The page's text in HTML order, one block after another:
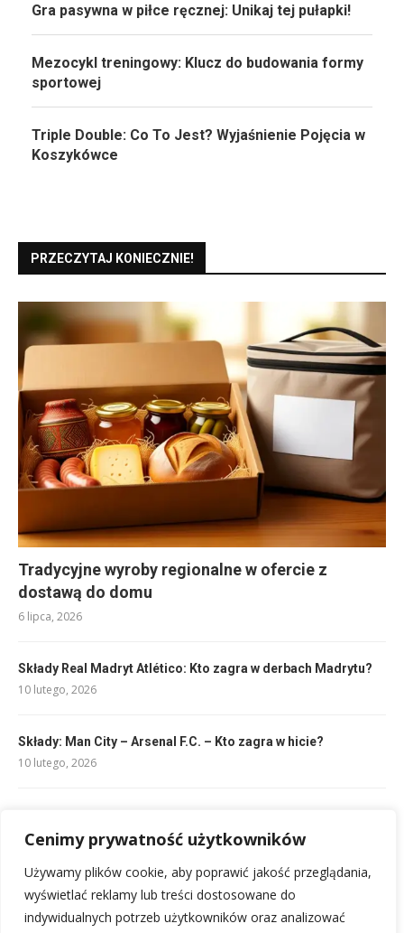
Cenimy prywatność użytkowników
Używamy plików cookie, aby poprawić jakość przeglądania,
wyświetlać reklamy lub treści dostosowane do
indywidualnych potrzeb użytkowników oraz analizować
Gra pasywna w piłce ręcznej: Unikaj tej pułapki!
Mezocykl treningowy: Klucz do budowania formy
sportowej
Triple Double: Co To Jest? Wyjaśnienie Pojęcia w
Koszykówce
PRZECZYTAJ KONIECZNIE!
Tradycyjne wyroby regionalne w ofercie z
dostawą do domu
6 lipca, 2026
Składy Real Madryt Atlético: Kto zagra w derbach Madrytu?
10 lutego, 2026
Składy: Man City – Arsenal F.C. – Kto zagra w hicie?
10 lutego, 2026
10 lutego, 2026
Składy Legia – Stal Mielec: Kto zagra? Analiza jedenastek
10 lutego, 2026